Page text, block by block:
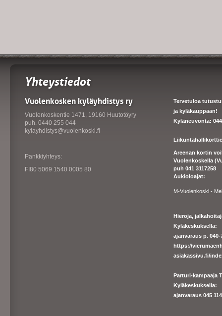
Yhteystiedot
Vuolenkosken kyläyhdistys ry
Vuolenkoskentie 1471, 19160 Huutotöyry
puh. 0440 255 044
kylayhdistys@vuolenkoski.fi
Pankkiyhteys:
FI80 5069 1540 0005 80
Tervetuloa
ja kyläkauppaan!
Kyläneuvonta: 044
Areenan kortin
Vuolenkoskella
puh 041 3117258
Aukioloajat:
M-Vuolenkoski -
Hieroja,
Kyläkeskuksella:
ajanvaraus p.
https://
asiakassivu.fi/
Parturi-kampaaja
Kyläkeskuksella:
ajanvaraus 045